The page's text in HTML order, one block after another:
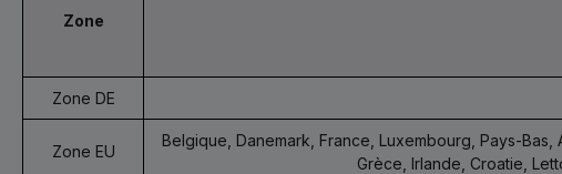
Zone
Zone DE
Zone EU
Belgique, Danemark, France, Luxembourg, Pays-
Grèce, Irlande, Croatie,